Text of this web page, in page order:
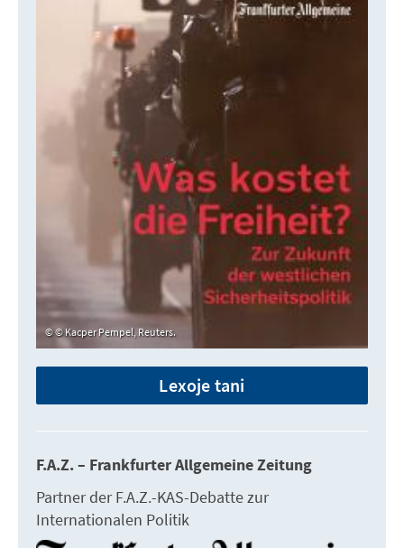
© Kacper Pempel, Reuters.
Lexoje tani
F.A.Z. – Frankfurter Allgemeine Zeitung
Partner der F.A.Z.-KAS-Debatte zur
Internationalen Politik